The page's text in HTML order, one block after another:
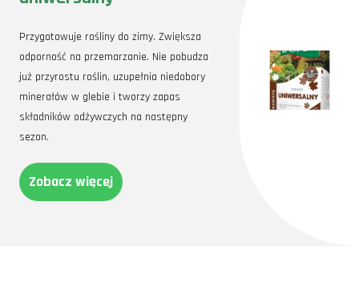
Przygotowuje rośliny do zimy. Zwiększa
odporność na przemarzanie. Nie pobudza
już przyrostu roślin, uzupełnia niedobory
minerałów w glebie i tworzy zapas
składników odżywczych na następny
sezon.
Zobacz więcej